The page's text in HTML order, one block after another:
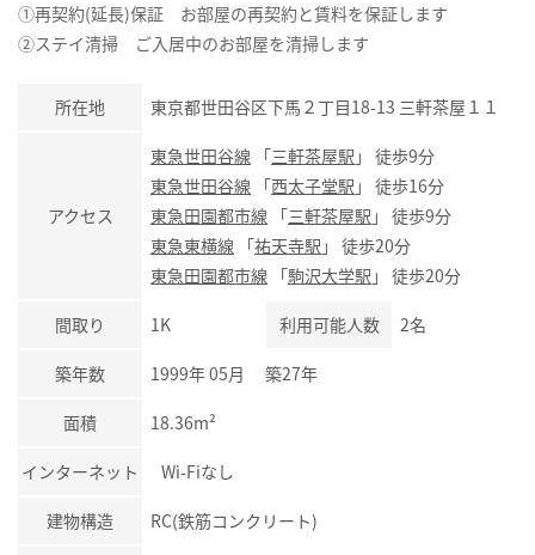
①再契約(延長)保証 お部屋の再契約と賃料を保証します
②ステイ清掃 ご入居中のお部屋を清掃します
所在地 東京都世田谷区下馬２丁目18-13 三軒茶屋１１
アクセス
東急世田谷線 「三軒茶屋駅 」 徒歩9分
東急世田谷線 「西太子堂駅 」 徒歩16分
東急田園都市線 「三軒茶屋駅 」 徒歩9分
東急東横線 「祐天寺駅 」 徒歩20分
東急田園都市線 「駒沢大学駅 」 徒歩20分
間取り 1K 利用可能人数 2名
築年数 1999年 05月 築27年
面積 18.36m²
インターネット Wi-Fiなし
建物構造 RC(鉄筋コンクリート)